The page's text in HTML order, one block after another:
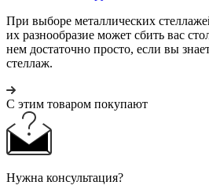
При выборе металлических
их разнообразие может сбить вас
нем достаточно просто, если вы
стеллаж.
С этим товаром покупают
Нужна консультация?